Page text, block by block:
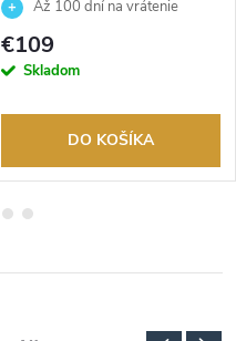
Až 100 dní na vrátenie
tovaru. Autorizovaný predajca.
€109
Skladom
DO KOŠÍKA